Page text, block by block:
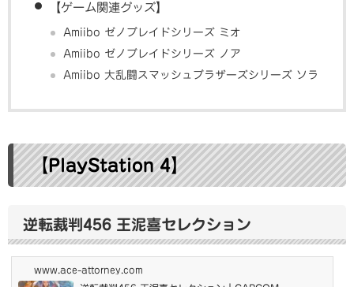
【ゲーム関連グッズ】
Amiibo ゼノブレイドシリーズ ミオ
Amiibo ゼノブレイドシリーズ ノア
Amiibo 大乱闘スマッシュブラザーズシリーズ ソラ
【PlayStation 4】
逆転裁判456 王泥喜セレクション
www.ace-attorney.com